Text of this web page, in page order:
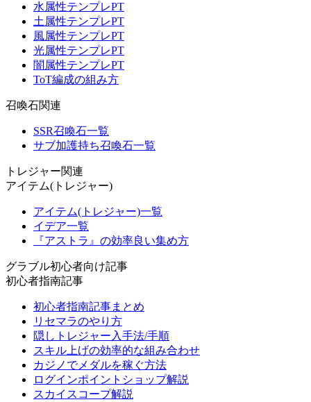
水属性テンプレPT
土属性テンプレPT
風属性テンプレPT
光属性テンプレPT
闇属性テンプレPT
ToT編成の組み方
召喚石関連
SSR召喚石一覧
サブ加護持ち召喚石一覧
トレジャー関連
アイテム(トレジャー)
アイテム(トレジャー)一覧
イデア一覧
『アストラ』の効率良い集め方
グラブル初心者向け記事
初心者指南記事
初心者指南記事まとめ
リセマラのやり方
隠しトレジャー入手法/手順
スキル上げの効率的な組み合わせ
カジノでメダルを稼ぐ方法
ログインポイントショップ解説
スカイスコープ解説